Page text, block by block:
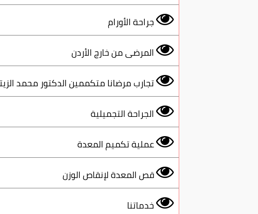
جراحة الأورام
المرضى من خارج الأردن
تجارب مرضانا متكممين الدكتور محمد
الجراحة التجميلية
عملية تكميم المعدة
قص المعدة لإنقاص الوزن
خدماتنا